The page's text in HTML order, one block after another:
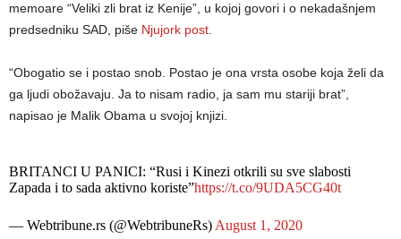
memoare “Veliki zli brat iz Kenije”, u kojoj govori i o nekadašnjem
predsedniku SAD, piše Njujork post
“Obogatio se i postao snob. Postao je ona vrsta osobe koja želi da
ga ljudi obožavaju. Ja to nisam radio, ja sam mu stariji brat”,
napisao je Malik Obama u svojoj knjizi.
BRITANCI U PANICI: “Rusi i Kinezi otkrili su sve slabosti
Zapada i to sada aktivno koriste”https://t.co/9UDA5CG40t
— Webtribune.rs (@WebtribuneRs) August 1, 2020